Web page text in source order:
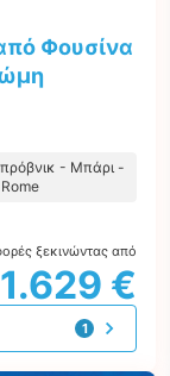
Φουσίνα
- Μπάρι -
ξεκινώντας από
1.629 €
1
προσφορά